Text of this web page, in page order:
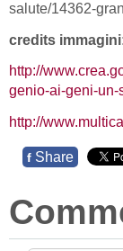
salute/14362-
credits
http://
genio-ai-geni-
http://
f Share